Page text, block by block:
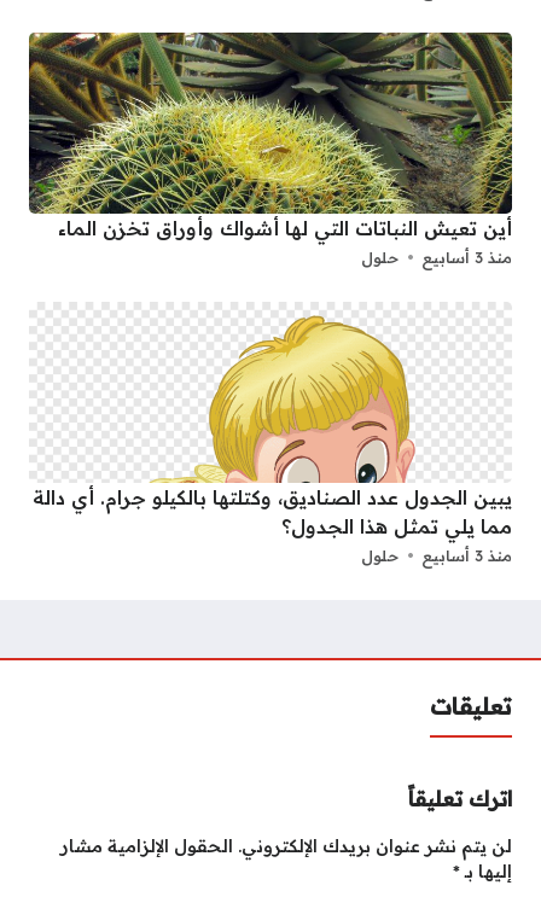
أين تعيش النباتات التي لها أشواك وأوراق تخزن الماء
منذ 3 أسابيع حلول
يبين الجدول عدد الصناديق، وكتلتها بالكيلو جرام. أي دالة
مما يلي تمثل هذا الجدول؟
منذ 3 أسابيع حلول
تعليقات
اترك تعليقاً
لن يتم نشر عنوان بريدك الإلكتروني.
الحقول الإلزامية مشار
إليها بـ*